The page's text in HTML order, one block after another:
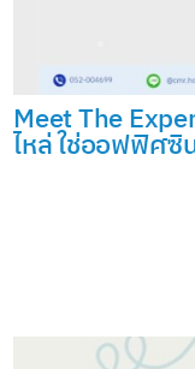
Meet The
ไหล่ ใช่ออฟฟิศซิ